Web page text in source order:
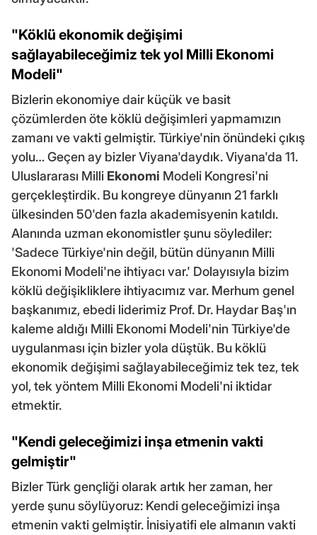
"Köklü ekonomik değişimi
sağlayabileceğimiz tek yol Milli Ekonomi
Modeli"
Bizlerin ekonomiye dair küçük ve basit
çözümlerden öte köklü değişimleri yapmamızın
zamanı ve vakti gelmiştir. Türkiye'nin önündeki çıkış
yolu… Geçen ay bizler Viyana'daydık. Viyana'da 11.
Uluslararası Milli Ekonomi Modeli Kongresi'ni
gerçekleştirdik. Bu kongreye dünyanın 21 farklı
ülkesinden 50'den fazla akademisyenin katıldı.
Alanında uzman ekonomistler şunu söylediler:
'Sadece Türkiye'nin değil, bütün dünyanın Milli
Ekonomi Modeli'ne ihtiyacı var.' Dolayısıyla bizim
köklü değişikliklere ihtiyacımız var. Merhum genel
başkanımız, ebedi liderimiz Prof. Dr. Haydar Baş'ın
kaleme aldığı Milli Ekonomi Modeli'nin Türkiye'de
uygulanması için bizler yola düştük. Bu köklü
ekonomik değişimi sağlayabileceğimiz tek tez, tek
yol, tek yöntem Milli Ekonomi Modeli'ni iktidar
etmektir.
"Kendi geleceğimizi inşa etmenin vakti
gelmiştir"
Bizler Türk gençliği olarak artık her zaman, her
yerde şunu söylüyoruz: Kendi geleceğimizi inşa
etmenin vakti gelmiştir. İnisiyatifi ele almanın vakti